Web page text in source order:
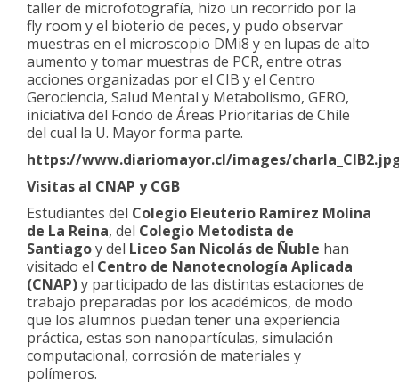
taller de microfotografía, hizo un recorrido por la
fly room y el bioterio de peces, y pudo observar
muestras en el microscopio DMi8 y en lupas de alto
aumento y tomar muestras de PCR, entre otras
acciones organizadas por el CIB y el Centro
Gerociencia, Salud Mental y Metabolismo, GERO,
iniciativa del Fondo de Áreas Prioritarias de Chile
del cual la U. Mayor forma parte.
https://www.diariomayor.cl/images/
Visitas al CNAP y CGB
Estudiantes del Colegio Eleuterio Ramírez Molina
de La Reina, del Colegio Metodista de
Santiagoy del Liceo San Nicolás de Ñuble han
visitado el Centro de Nanotecnología Aplicada
(CNAP)y participado de las distintas estaciones de
trabajo preparadas por los académicos, de modo
que los alumnos puedan tener una experiencia
práctica, estas son nanopartículas, simulación
computacional, corrosión de materiales y
polímeros.